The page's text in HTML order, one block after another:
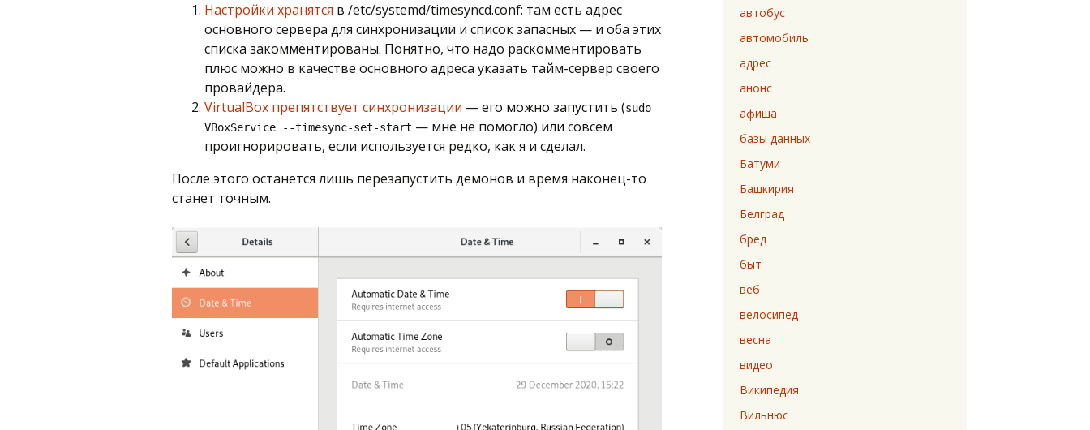
Настройки хранятся в /etc/systemd/timesyncd.conf: там есть адрес
основного сервера для синхронизации и список запасных — и оба этих
списка закомментированы. Понятно, что надо раскомментировать
плюс можно в качестве основного адреса указать тайм-сервер своего
провайдера.
VirtualBox препятствует синхронизации — его можно запустить (sudo
VBoxService --timesync-set-start — мне не помогло) или совсем
проигнорировать, если используется редко, как я и сделал.
После этого останется лишь перезапустить демонов и время наконец-то
станет точным.
автобус
автомобиль
адрес
анонс
афиша
базы данных
Батуми
Башкирия
Белград
бред
быт
веб
велосипед
весна
видео
Википедия
Вильнюс